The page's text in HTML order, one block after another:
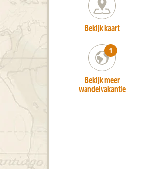
Bekijk kaart
number_of_trips:
1
Bekijk meer
wandelvakantie